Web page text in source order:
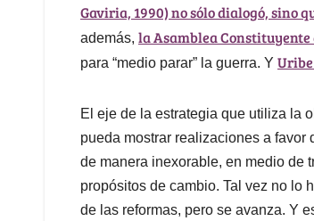
Gaviria, 1990) no sólo dialogó, sino
además, la Asamblea
para “medio parar” la guerra. Y
El eje de la estrategia que utiliza la
pueda mostrar realizaciones a favor
de manera inexorable, en medio de
propósitos de cambio. Tal vez no lo
de las reformas, pero se avanza. Y